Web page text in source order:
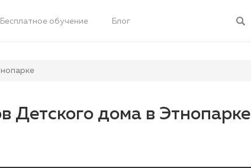
Бесплатное обучение Блог
Детского дома в Этнопарке